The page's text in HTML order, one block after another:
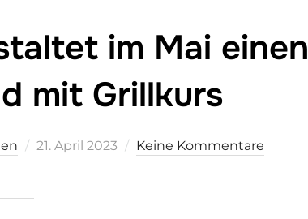
im Mai einen
mit Grillkurs
Veröffentlicht
21. April 2023 Keine Kommentare